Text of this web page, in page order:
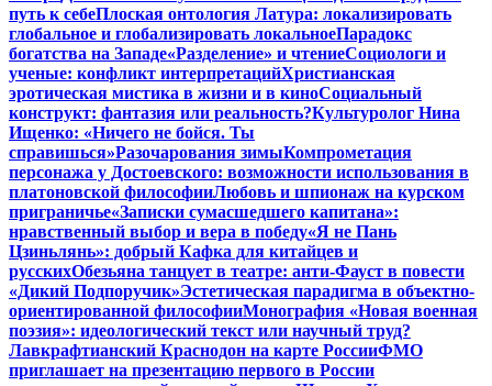
путь к себеПлоская онтология Латура: локализировать
глобальное и глобализировать локальноеПарадокс
богатства на Западе«Разделение» и чтениеСоциологи и
ученые: конфликт интерпретацийХристианская
эротическая мистика в жизни и в киноСоциальный
конструкт: фантазия или реальность?Культуролог Нина
Ищенко: «Ничего не бойся. Ты
справишься»Разочарования зимыКомпрометация
персонажа у Достоевского: возможности использования в
платоновской философииЛюбовь и шпионаж на курском
приграничье«Записки сумасшедшего капитана»:
нравственный выбор и вера в победу«Я не Пань
Цзиньлянь»: добрый Кафка для китайцев и
русскихОбезьяна танцует в театре: анти-Фауст в повести
«Дикий Подпоручик»Эстетическая парадигма в объектно-
ориентированной философииМонография «Новая военная
поэзия»: идеологический текст или научный труд?
Лавкрафтианский Краснодон на карте РоссииФМО
приглашает на презентацию первого в России